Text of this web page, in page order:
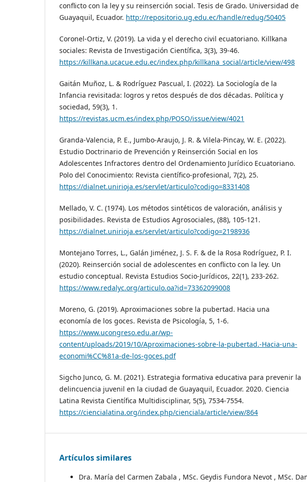
conflicto con la ley y su reinserción social. Tesis de Grado. Universidad de
Guayaquil, Ecuador. http://repositorio.ug.edu.ec/handle/redug/50405
Coronel-Ortiz, V. (2019). La vida y el derecho civil ecuatoriano. Killkana
sociales: Revista de Investigación Científica, 3(3), 39-46.
https://killkana.ucacue.edu.ec/index.php/killkana_social/article/view/498
Gaitán Muñoz, L. & Rodríguez Pascual, I. (2022). La Sociología de la
Infancia revisitada: logros y retos después de dos décadas. Política y
sociedad, 59(3), 1.
https://revistas.ucm.es/index.php/POSO/issue/view/4021
Granda-Valencia, P. E., Jumbo-Araujo, J. R. & Vilela-Pincay, W. E. (2022).
Estudio Doctrinario de Prevención y Reinserción Social en los
Adolescentes Infractores dentro del Ordenamiento Jurídico Ecuatoriano.
Polo del Conocimiento: Revista científico-profesional, 7(2), 25.
https://dialnet.unirioja.es/servlet/articulo?codigo=8331408
Mellado, V. C. (1974). Los métodos sintéticos de valoración, análisis y
posibilidades. Revista de Estudios Agrosociales, (88), 105-121.
https://dialnet.unirioja.es/servlet/articulo?codigo=2198936
Montejano Torres, L., Galán Jiménez, J. S. F. & de la Rosa Rodríguez, P. I.
(2020). Reinserción social de adolescentes en conflicto con la ley. Un
estudio conceptual. Revista Estudios Socio-Jurídicos, 22(1), 233-262.
https://www.redalyc.org/articulo.oa?id=73362099008
Moreno, G. (2019). Aproximaciones sobre la pubertad. Hacia una
economía de los goces. Revista de Psicología, 5, 1-6.
https://www.ucongreso.edu.ar/wp-
content/uploads/2019/10/Aproximaciones-sobre-la-pubertad.-Hacia-una-
economi%CC%81a-de-los-goces.pdf
Sigcho Junco, G. M. (2021). Estrategia formativa educativa para prevenir la
delincuencia juvenil en la ciudad de Guayaquil, Ecuador. 2020. Ciencia
Latina Revista Científica Multidisciplinar, 5(5), 7534-7554.
https://ciencialatina.org/index.php/cienciala/article/view/864
Artículos similares
Dra. María del Carmen Zabala , MSc. Geydis Fundora Nevot , MSc.